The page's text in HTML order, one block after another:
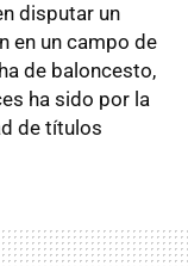
disputar un
en un campo de
de baloncesto,
ha sido por la
de títulos